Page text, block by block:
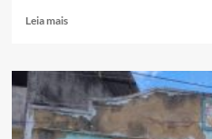
Leia maisRead
O
ANO
DA
PAUTA